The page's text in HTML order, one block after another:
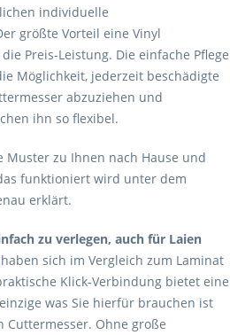
individuelle
größte Vorteil eine Vinyl
Preis-Leistung. Die einfache Pflege
Möglichkeit, jederzeit beschädigte
abzuziehen und
ihn so flexibel.
Muster zu Ihnen nach Hause und
funktioniert wird unter dem
erklärt.
zu verlegen, auch für Laien
haben sich im Vergleich zum Laminat
Klick-Verbindung bietet eine
was Sie hierfür brauchen ist
Ohne große